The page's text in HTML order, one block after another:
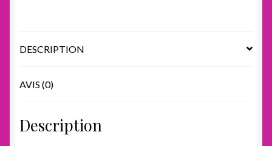
DESCRIPTION
AVIS (0)
Description